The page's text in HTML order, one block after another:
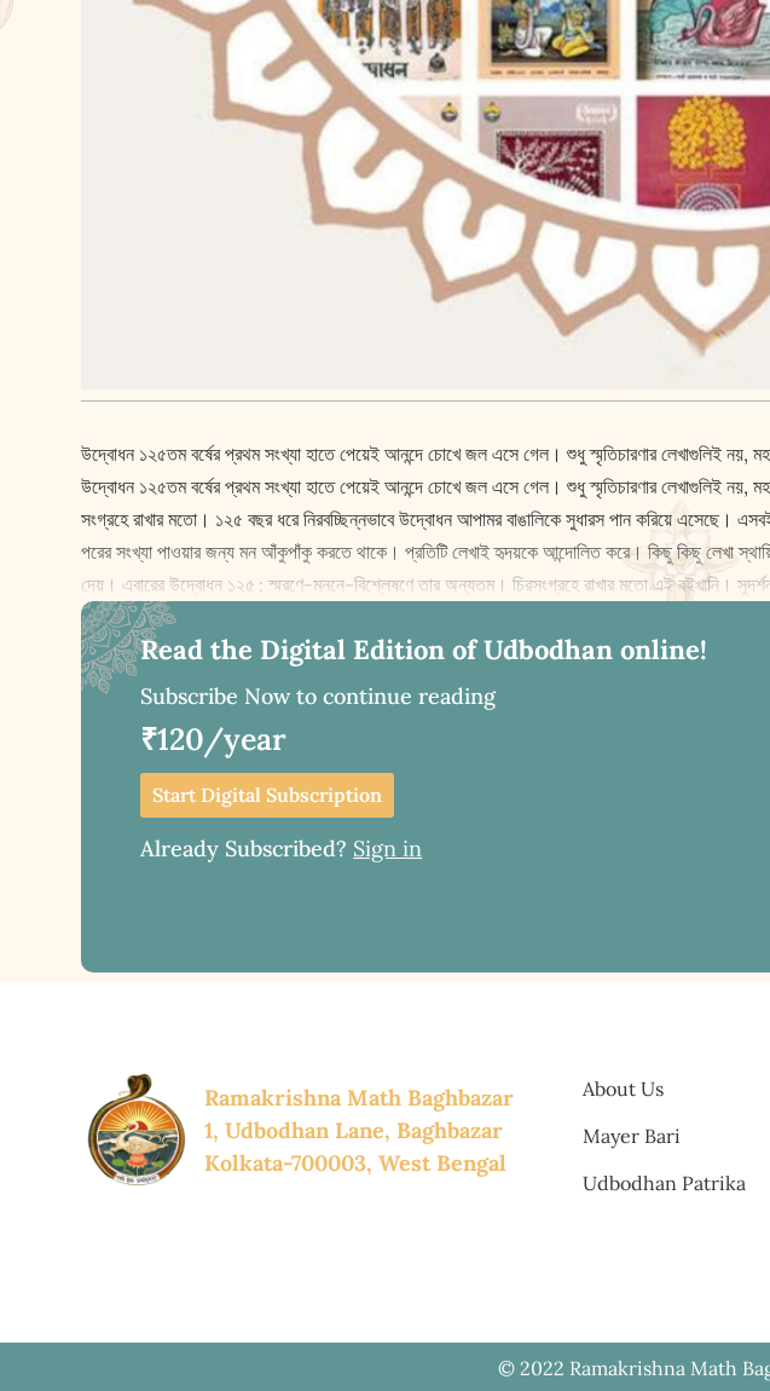
উদ্বোধন ১২৫তম বর্ষের প্রথম সংখ্যা হাতে পেয়েই আনন্দে চোখে জল এসে গেল। শুধু স্মৃতিচারণার লেখাগুলিই নয়,
উদ্বোধন ১২৫তম বর্ষের প্রথম সংখ্যা হাতে পেয়েই আনন্দে চোখে জল এসে গেল। শুধু স্মৃতিচারণার লেখাগুলিই নয়,
সংগ্রহে রাখার মতো। ১২৫ বছর ধরে নিরবচ্ছিন্নভাবে উদ্বোধন আপামর বাঙালিকে সুধারস পান করিয়ে এসেছে।
পরের সংখ্যা পাওয়ার জন্য মন আঁকুপাঁকু করতে থাকে। প্রতিটি লেখাই হৃদয়কে আন্দোলিত করে। কিছু কিছু লেখা
দেয়। এবারের উদ্বোধন ১২৫ : স্মরণে-মননে-বিশ্লেষণে তার অন্যতম। চিরসংগ্রহে রাখার মতো এই বইখানি। সুদর্শন
Read the Digital Edition of Udbodhan online!
Subscribe Now to continue reading
₹120/year
Start Digital Subscription
Already Subscribed? Sign in
Ramakrishna Math Baghbazar
1, Udbodhan Lane, Baghbazar
Kolkata-700003, West Bengal
About Us
Mayer Bari
Udbodhan Patrika
© 2022 Ramakrishna Math